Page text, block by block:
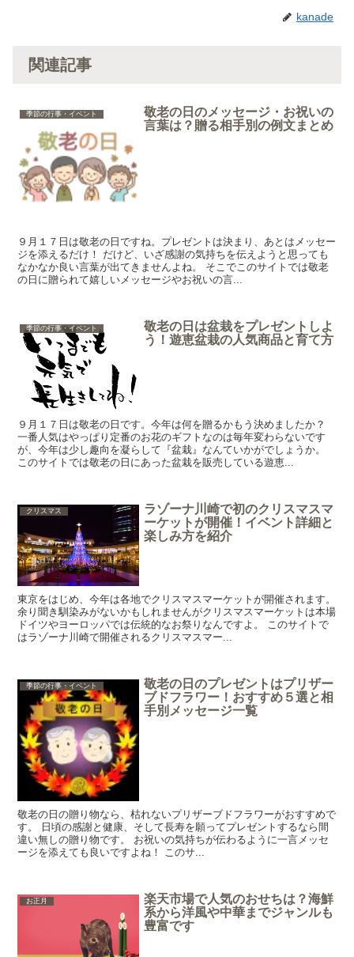
kanade
関連記事
季節の行事・イベント
敬老の日のメッセージ・お祝いの
言葉は？贈る相手別の例文まとめ
９月１７日は敬老の日ですね。プレゼントは決まり、あとはメッセー
ジを添えるだけ！ だけど、いざ感謝の気持ちを伝えようと思っても
なかなか良い言葉が出てきませんよね。 そこでこのサイトでは敬老
の日に贈られて嬉しいメッセージやお祝いの言...
季節の行事・イベント
敬老の日は盆栽をプレゼントしよ
う！遊恵盆栽の人気商品と育て方
９月１７日は敬老の日です。今年は何を贈るかもう決めましたか？
一番人気はやっぱり定番のお花のギフトなのは毎年変わらないです
が、今年は少し趣向を凝らして『盆栽』なんていかがでしょうか。
このサイトでは敬老の日にあった盆栽を販売している遊恵...
クリスマス
ラゾーナ川崎で初のクリスマスマ
ーケットが開催！イベント詳細と
楽しみ方を紹介
東京をはじめ、今年は各地でクリスマスマーケットが開催されます。
余り聞き馴染みがないかもしれませんがクリスマスマーケットは本場
ドイツやヨーロッパでは伝統的なお祭りなんですよ。 このサイトで
はラゾーナ川崎で開催されるクリスマスマー...
季節の行事・イベント
敬老の日のプレゼントはプリザー
ブドフラワー！おすすめ５選と相
手別メッセージ一覧
敬老の日の贈り物なら、枯れないプリザーブドフラワーがおすすめで
す。 日頃の感謝と健康、そして長寿を願ってプレゼントするなら間
違い無しの贈り物です。 お祝いの気持ちが伝わるように一言メッセ
ージを添えても良いですよね！ このサ...
お正月
楽天市場で人気のおせちは？海鮮
系から洋風や中華までジャンルも
豊富です